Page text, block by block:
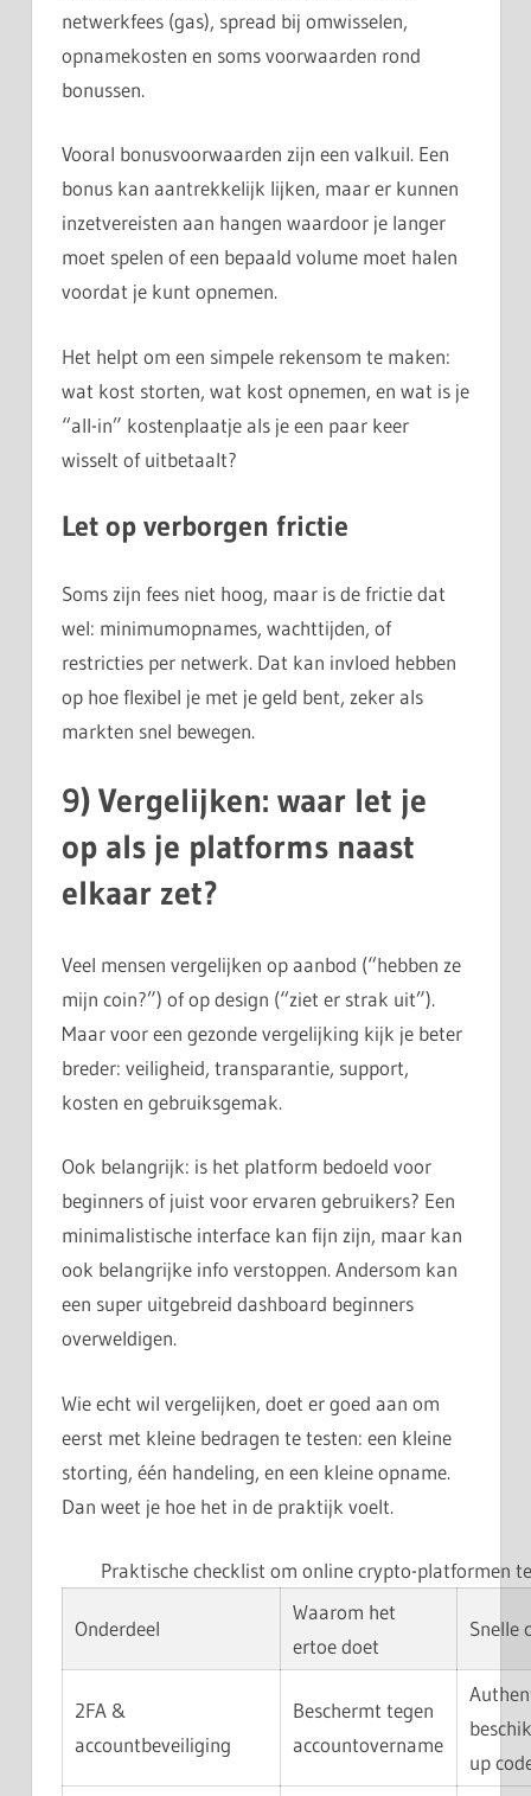
netwerkfees (gas), spread bij omwisselen,
opnamekosten en soms voorwaarden rond
bonussen.
Vooral bonusvoorwaarden zijn een valkuil. Een
bonus kan aantrekkelijk lijken, maar er kunnen
inzetvereisten aan hangen waardoor je langer
moet spelen of een bepaald volume moet halen
voordat je kunt opnemen.
Het helpt om een simpele rekensom te maken:
wat kost storten, wat kost opnemen, en wat is je
“all-in” kostenplaatje als je een paar keer
wisselt of uitbetaalt?
Let op verborgen frictie
Soms zijn fees niet hoog, maar is de frictie dat
wel: minimumopnames, wachttijden, of
restricties per netwerk. Dat kan invloed hebben
op hoe flexibel je met je geld bent, zeker als
markten snel bewegen.
9) Vergelijken: waar let je
op als je platforms naast
elkaar zet?
Veel mensen vergelijken op aanbod (“hebben ze
mijn coin?”) of op design (“ziet er strak uit”).
Maar voor een gezonde vergelijking kijk je beter
breder: veiligheid, transparantie, support,
kosten en gebruiksgemak.
Ook belangrijk: is het platform bedoeld voor
beginners of juist voor ervaren gebruikers? Een
minimalistische interface kan fijn zijn, maar kan
ook belangrijke info verstoppen. Andersom kan
een super uitgebreid dashboard beginners
overweldigen.
Wie echt wil vergelijken, doet er goed aan om
eerst met kleine bedragen te testen: een kleine
storting, één handeling, en een kleine opname.
Dan weet je hoe het in de praktijk voelt.
Praktische checklist om online crypto-platformen
Onderdeel
Waarom het
ertoe doet
Snelle
2FA &
accountbeveiliging
Beschermt tegen
accountovername
up